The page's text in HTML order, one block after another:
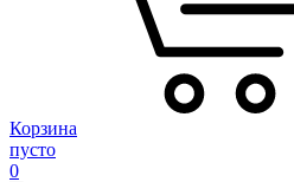
Корзина
пусто
0